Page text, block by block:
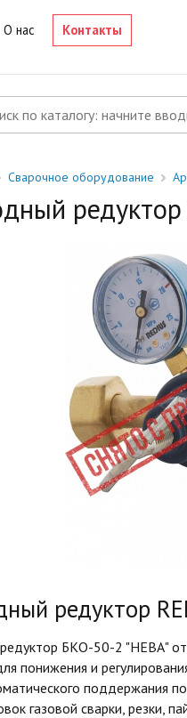
наличии на складе. Срок
О нас Контакты
Сварочное оборудование
редуктор
БКО-50-2 "НЕВА"
понижения и
поддержания
газовой сварки, резки,